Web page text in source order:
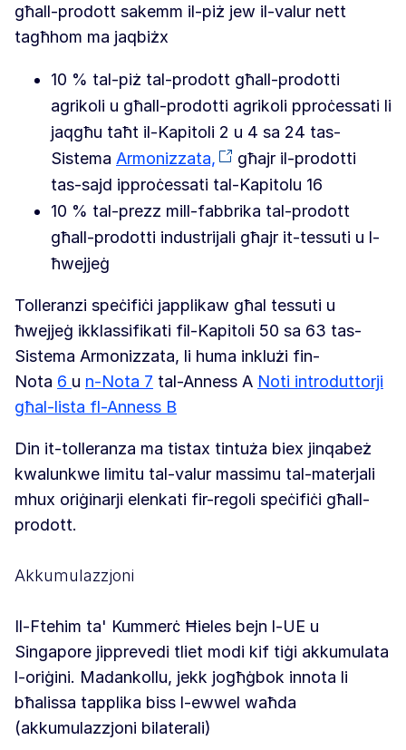
għall-prodott sakemm il-piż jew il-valur nett
tagħhom ma jaqbiżx
10 % tal-piż tal-prodott għall-prodotti
agrikoli u għall-prodotti agrikoli pproċessati li
jaqgħu taħt il-Kapitoli 2 u 4 sa 24 tas-
Sistema Armonizzata,
għajr il-prodotti
tas-sajd ipproċessati tal-Kapitolu 16
10 % tal-prezz mill-fabbrika tal-prodott
għall-prodotti industrijali għajr it-tessuti u l-
ħwejjeġ
Tolleranzi speċifiċi japplikaw għal tessuti u
ħwejjeġ ikklassifikati fil-Kapitoli 50 sa 63 tas-
Sistema Armonizzata, li huma inklużi fin-
Nota 6 u n-Nota 7 tal-Anness A Noti introduttorji
għal-lista fl-Anness B
Din it-tolleranza ma tistax tintuża biex jinqabeż
kwalunkwe limitu tal-valur massimu tal-materjali
mhux oriġinarji elenkati fir-regoli speċifiċi għall-
prodott.
Akkumulazzjoni
Il-Ftehim ta' Kummerċ Ħieles bejn l-UE u
Singapore jipprevedi tliet modi kif tiġi akkumulata
l-oriġini. Madankollu, jekk jogħġbok innota li
bħalissa tapplika biss l-ewwel waħda
(akkumulazzjoni bilaterali)